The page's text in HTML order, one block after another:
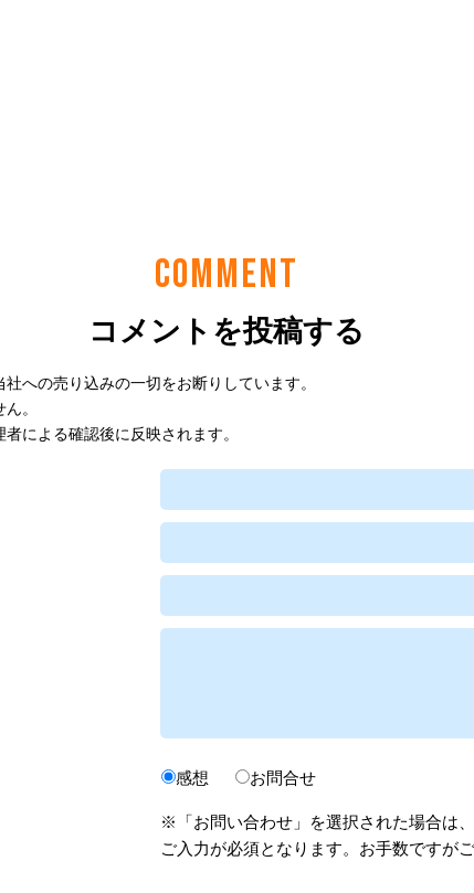
COMMENT
コメントを投稿する
への売り込みの一切をお断りしています。
。
による確認後に反映されます。
感想 お問合せ
※「お問い合わせ」を選択された場合は
ご入力が必須となります。お手数ですが